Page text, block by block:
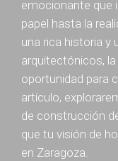
emocionante que
papel hasta la
una rica historia y
arquitectónicos,
oportunidad para
artículo,
de construcción
que tu visión de
en Zaragoza.